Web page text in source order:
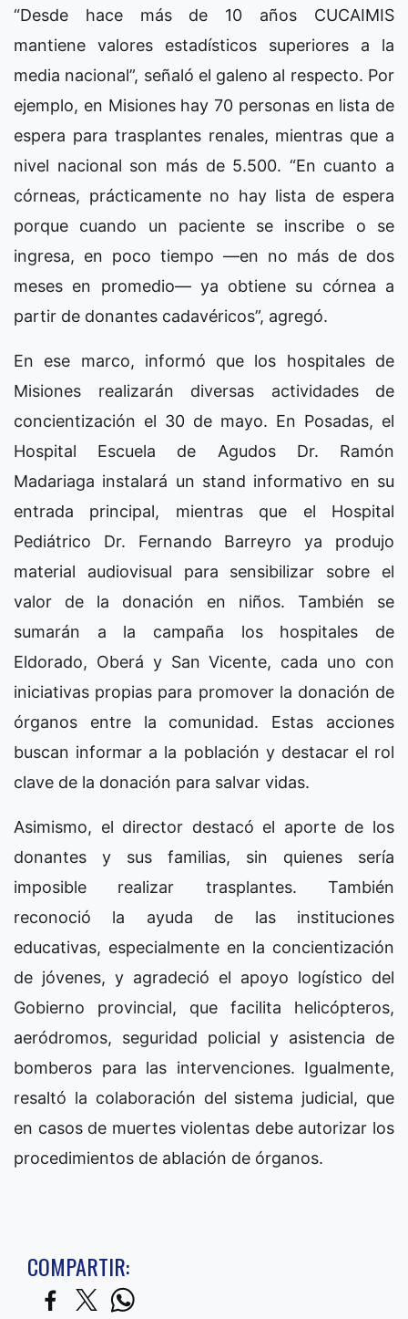
“Desde hace más de 10 años CUCAIMIS
mantiene valores estadísticos superiores a la
media nacional”, señaló el galeno al respecto. Por
ejemplo, en Misiones hay 70 personas en lista de
espera para trasplantes renales, mientras que a
nivel nacional son más de 5.500. “En cuanto a
córneas, prácticamente no hay lista de espera
porque cuando un paciente se inscribe o se
ingresa, en poco tiempo —en no más de dos
meses en promedio— ya obtiene su córnea a
partir de donantes cadavéricos”, agregó.
En ese marco, informó que los hospitales de
Misiones realizarán diversas actividades de
concientización el 30 de mayo. En Posadas, el
Hospital Escuela de Agudos Dr. Ramón
Madariaga instalará un stand informativo en su
entrada principal, mientras que el Hospital
Pediátrico Dr. Fernando Barreyro ya produjo
material audiovisual para sensibilizar sobre el
valor de la donación en niños. También se
sumarán a la campaña los hospitales de
Eldorado, Oberá y San Vicente, cada uno con
iniciativas propias para promover la donación de
órganos entre la comunidad. Estas acciones
buscan informar a la población y destacar el rol
clave de la donación para salvar vidas.
Asimismo, el director destacó el aporte de los
donantes y sus familias, sin quienes sería
imposible realizar trasplantes. También
reconoció la ayuda de las instituciones
educativas, especialmente en la concientización
de jóvenes, y agradeció el apoyo logístico del
Gobierno provincial, que facilita helicópteros,
aeródromos, seguridad policial y asistencia de
bomberos para las intervenciones. Igualmente,
resaltó la colaboración del sistema judicial, que
en casos de muertes violentas debe autorizar los
procedimientos de ablación de órganos.
COMPARTIR: